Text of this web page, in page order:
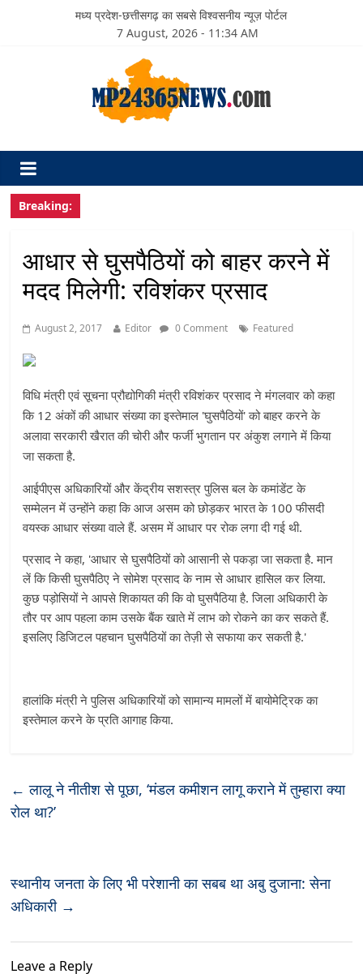
मध्य प्रदेश-छत्तीसगढ़ का सबसे विश्वसनीय न्यूज़ पोर्टल
7 August, 2026 - 11:34 AM
Breaking:
आधार से घुसपैठियों को बाहर करने में
मदद मिलेगी: रविशंकर प्रसाद
August 2, 2017 Editor 0 Comment Featured
विधि मंत्री एवं सूचना प्रौद्योगिकी मंत्री रविशंकर प्रसाद ने मंगलवार को कहा
कि12अंकों की आधार संख्या का इस्तेमाल 'घुसपैठियों'को बाहर करने के
अलावा सरकारी खैरात की चोरी और फर्जी भुगतान पर अंकुश लगाने में किया
जा सकता है.
आईपीएस अधिकारियों और केंद्रीय सशस्त्र पुलिस बल के कमांडेंट के
सम्मेलन में उन्होंने कहा कि आज असम को छोड़कर भारत के100फीसदी
वयस्क आधार संख्या वाले हैं.असम में आधार पर रोक लगा दी गई थी.
प्रसाद ने कहा, 'आधार से घुसपैठियों को आसानी से पकड़ा जा सकता है.मान
लें कि किसी घुसपैठिए ने सोमेश प्रसाद के नाम से आधार हासिल कर लिया.
कुछ पड़ोसियों ने आपसे शिकायत की कि वो घुसपैठिया है.जिला अधिकारी के
तौर पर आप पहला काम उसके बैंक खाते में लाभ को रोकने का कर सकते हैं.
इसलिए डिजिटल पहचान​घुसपैठियों का तेज़ी से सफाया कर सकती है.'
हालांकि मंत्री ने पुलिस अधिकारियों को सामान्य मामलों में बायोमेट्रिक का
इस्तेमाल करने के प्रति आगाह किया.
← लालू ने नीतीश से पूछा, ‘मंडल कमीशन लागू कराने में तुम्हारा क्या
रोल था?’
स्थानीय जनता के लिए भी परेशानी का सबब था अबु दुजाना: सेना
अधिकारी →
Leave a Reply